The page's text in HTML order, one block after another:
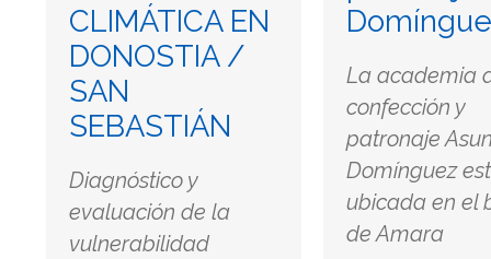
CLIMÁTICA EN
DONOSTIA /
SAN
SEBASTIÁN
Diagnóstico y
evaluación de la
vulnerabilidad
La academia
confección y
patronaje
Domínguez
ubicada en el
de Amara